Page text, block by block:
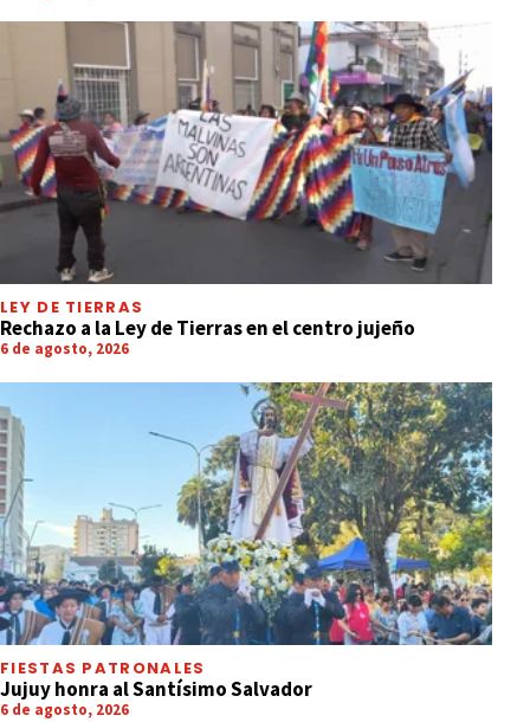
LEY DE TIERRAS
Rechazo a la Ley de Tierras en el centro jujeño
6 de agosto, 2026
FIESTAS PATRONALES
Jujuy honra al Santísimo Salvador
6 de agosto, 2026